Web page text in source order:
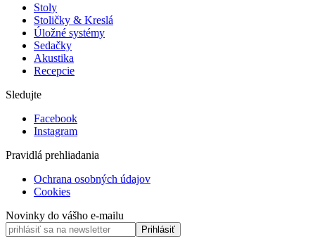
Stoly
Stoličky & Kreslá
Úložné systémy
Sedačky
Akustika
Recepcie
Sledujte
Facebook
Instagram
Pravidlá prehliadania
Ochrana osobných údajov
Cookies
Novinky do vášho e-mailu
Prihlásiť